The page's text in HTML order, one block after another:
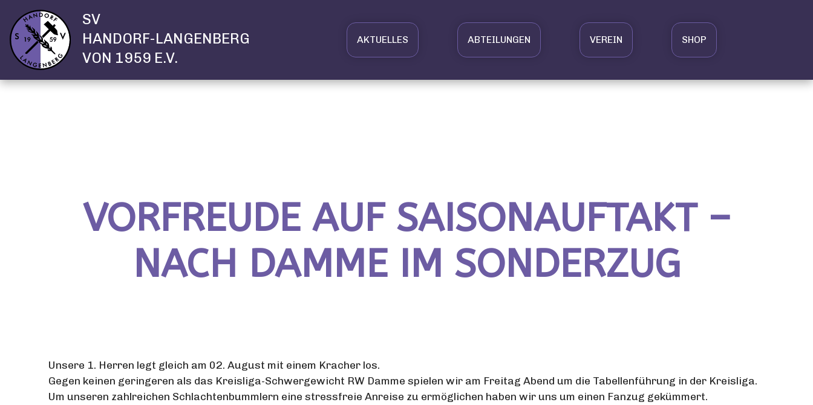
SV
HANDORF-LANGENBERG
VON 1959 E.V.
AKTUELLES ABTEILUNGEN VEREIN SHOP
VORFREUDE AUF SAISONAUFTAKT –
NACH DAMME IM SONDERZUG
Unsere 1. Herren legt gleich am 02. August mit einem Kracher los.
Gegen keinen geringeren als das Kreisliga-Schwergewicht RW Damme spielen wir am Freitag Abend um die Tabellenführung in der Kreisliga.
Um unseren zahlreichen Schlachtenbummlern eine stressfreie Anreise zu ermöglichen haben wir uns um einen Fanzug gekümmert.